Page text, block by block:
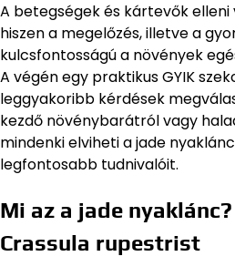
A betegségek és kártevők
hiszen a megelőzés, illetve a
kulcsfontosságú a növények
A végén egy praktikus GYIK
leggyakoribb kérdések
kezdő növénybarátról vagy
mindenki elviheti a jade
legfontosabb tudnivalóit.
Mi az a jade
Crassula rupestrist